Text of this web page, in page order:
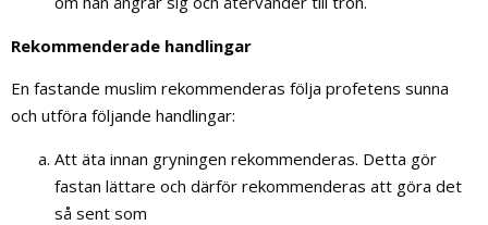
Rekommenderade handlingar
En fastande muslim rekommenderas följa profetens sunna
och utföra följande handlingar:
Att äta innan gryningen rekommenderas. Detta gör
fastan lättare och därför rekommenderas att göra det
så sent som